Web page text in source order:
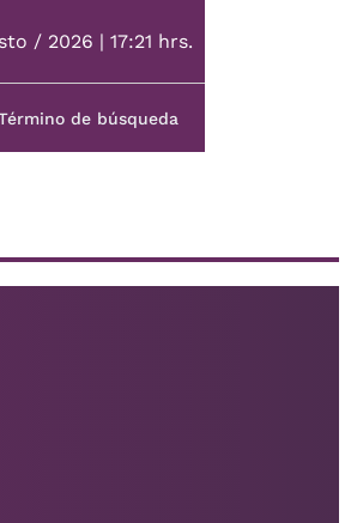
/ 2026 | 17:21 hrs.